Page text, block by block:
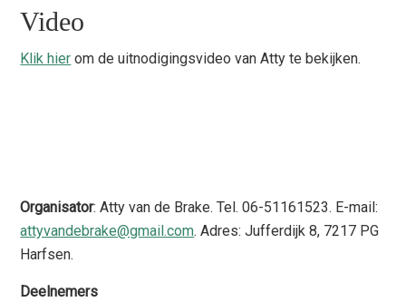
Video
Klik hier om de uitnodigingsvideo van Atty te bekijken.
Organisator: Atty van de Brake. Tel. 06-51161523. E-mail:
attyvandebrake@gmail.com. Adres: Jufferdijk 8, 7217 PG
Harfsen.
Deelnemers